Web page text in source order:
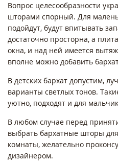
Вопрос целесообразности
шторами спорный. Для
подойдут, будут впитывать
достаточно просторна, а
окна, и над ней имеется
вполне можно добавить
В детских бархат допустим,
варианты светлых тонов.
уютно, подходят и для
В любом случае перед
выбрать бархатные шторы
комнаты, желательно
дизайнером.